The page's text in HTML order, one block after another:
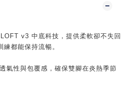
v3 中底科技，提供柔軟卻不失回
都能保持流暢。
氣性與包覆感，確保雙腳在炎熱季節